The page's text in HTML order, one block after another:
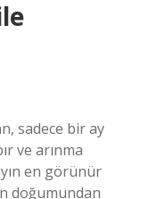
sadece bir ay
ve arınma
en görünür
doğumundan